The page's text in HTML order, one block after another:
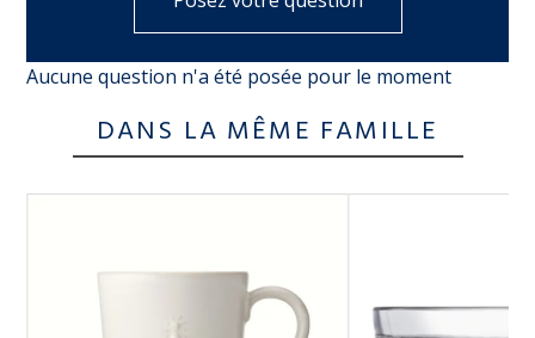
Aucune question n'a été posée pour le moment
DANS LA MÊME FAMILLE